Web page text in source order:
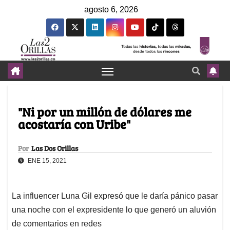
agosto 6, 2026
"Ni por un millón de dólares me
acostaría con Uribe"
Por Las Dos Orillas
ENE 15, 2021
La influencer Luna Gil expresó que le daría pánico pasar
una noche con el expresidente lo que generó un aluvión
de comentarios en redes